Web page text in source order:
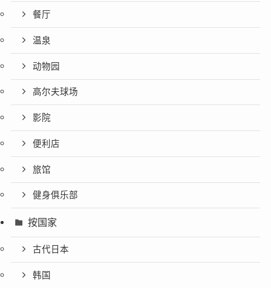
餐厅
温泉
动物园
高尔夫球场
影院
便利店
旅馆
健身俱乐部
按国家
古代日本
韩国